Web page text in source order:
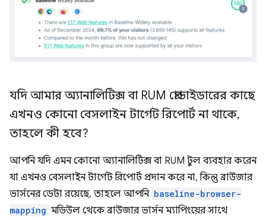
যদি আমার অ্যানালিটিক্স বা RUM প্রোভাইডারের কাছে
এখনও কোনো বেসলাইন টার্গেট রিপোর্ট না থাকে,
তাহলে কী হবে?
আপনি যদি এমন কোনো অ্যানালিটিক্স বা RUM টুল ব্যবহার করেন
যা এখনও বেসলাইন টার্গেট রিপোর্ট প্রদান করে না, কিন্তু ব্রাউজার
ভার্সনের ডেটা রয়েছে, তাহলে আপনি baseline-browser-
mapping মডিউল থেকে ব্রাউজার ভার্সন ম্যাপিংয়ের সাথে